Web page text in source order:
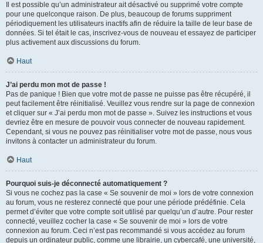
Il est possible qu’un administrateur ait désactivé ou supprimé votre compte
pour une quelconque raison. De plus, beaucoup de forums suppriment
périodiquement les utilisateurs inactifs afin de réduire la taille de leur base de
données. Si tel était le cas, inscrivez-vous de nouveau et essayez de participer
plus activement aux discussions du forum.
Haut
J’ai perdu mon mot de passe !
Pas de panique ! Bien que votre mot de passe ne puisse pas être récupéré, il
peut facilement être réinitialisé. Veuillez vous rendre sur la page de connexion
et cliquer sur « J’ai perdu mon mot de passe ». Suivez les instructions et vous
devriez être en mesure de pouvoir vous connecter de nouveau rapidement.
Cependant, si vous ne pouvez pas réinitialiser votre mot de passe, nous vous
invitons à contacter un administrateur du forum.
Haut
Pourquoi suis-je déconnecté automatiquement ?
Si vous ne cochez pas la case « Se souvenir de moi » lors de votre connexion
au forum, vous ne resterez connecté que pour une période prédéfinie. Cela
permet d’éviter que votre compte soit utilisé par quelqu’un d’autre. Pour rester
connecté, veuillez cocher la case « Se souvenir de moi » lors de votre
connexion au forum. Ceci n’est pas recommandé si vous accédez au forum
depuis un ordinateur public, comme une librairie, un cybercafé, une université,